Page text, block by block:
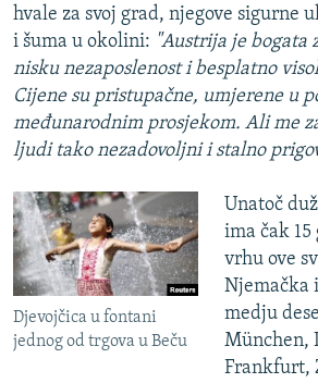
hvale za svoj grad, njegove sigurne
i šuma u okolini: "Austrija je bogata
nisku nezaposlenost i besplatno
Cijene su pristupačne, umjerene u
međunarodnim prosjekom. Ali me
ljudi tako nezadovoljni i stalno
Djevojčica u fontani
jednog od trgova u Beču
Unatoč
ima čak 15
vrhu ove
Njemačka
medju
München,
Frankfurt,